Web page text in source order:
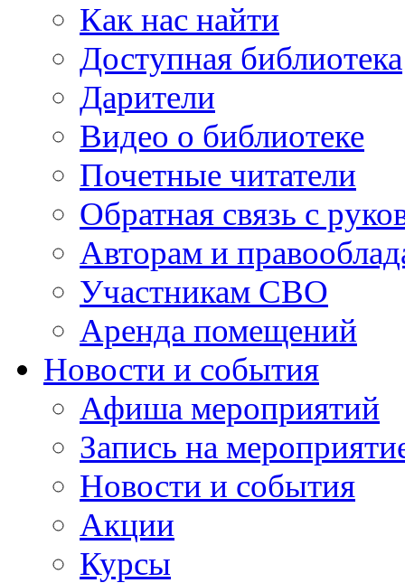
Как нас найти
Доступная библиотека
Дарители
Видео о библиотеке
Почетные читатели
Обратная связь с
Авторам и
Участникам СВО
Аренда помещений
Новости и события
Афиша мероприятий
Запись на
Новости и события
Акции
Курсы